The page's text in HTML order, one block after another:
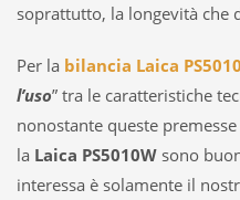
soprattutto, la longevità che
Per la bilancia Laica
l’uso” tra le caratteristiche
nonostante queste
la Laica PS5010W sono
interessa è solamente il